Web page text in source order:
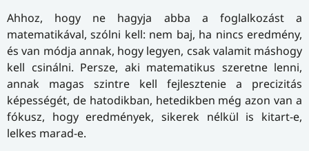
Ahhoz, hogy ne hagyja abba a foglalkozást a
matematikával, szólni kell: nem baj, ha nincs eredmény,
és van módja annak, hogy legyen, csak valamit máshogy
kell csinálni. Persze, aki matematikus szeretne lenni,
annak magas szintre kell fejlesztenie a precizitás
képességét, de hatodikban, hetedikben még azon van a
fókusz, hogy eredmények, sikerek nélkül is kitart-e,
lelkes marad-e.